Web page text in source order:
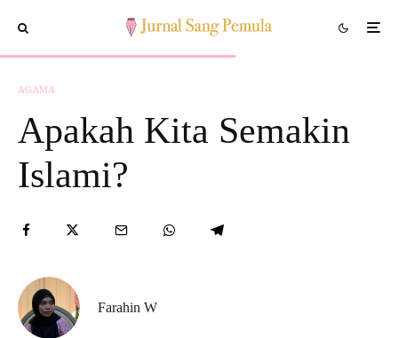
AGAMA
Apakah Kita Semakin
Islami?
Farahin W